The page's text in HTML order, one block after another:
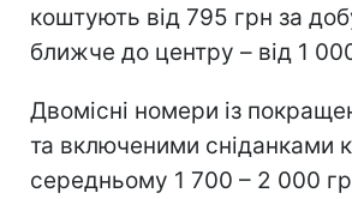
коштують від 795 грн за
ближче до центру – від 1
Двомісні номери із
та включеними сніданками
середньому 1 700 – 2 000